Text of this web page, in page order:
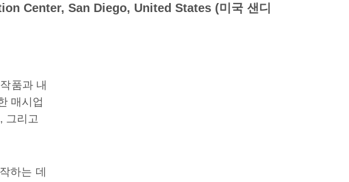
Center, San Diego, United States (미국 샌디
품과 내
매시업
그리고
하는 데